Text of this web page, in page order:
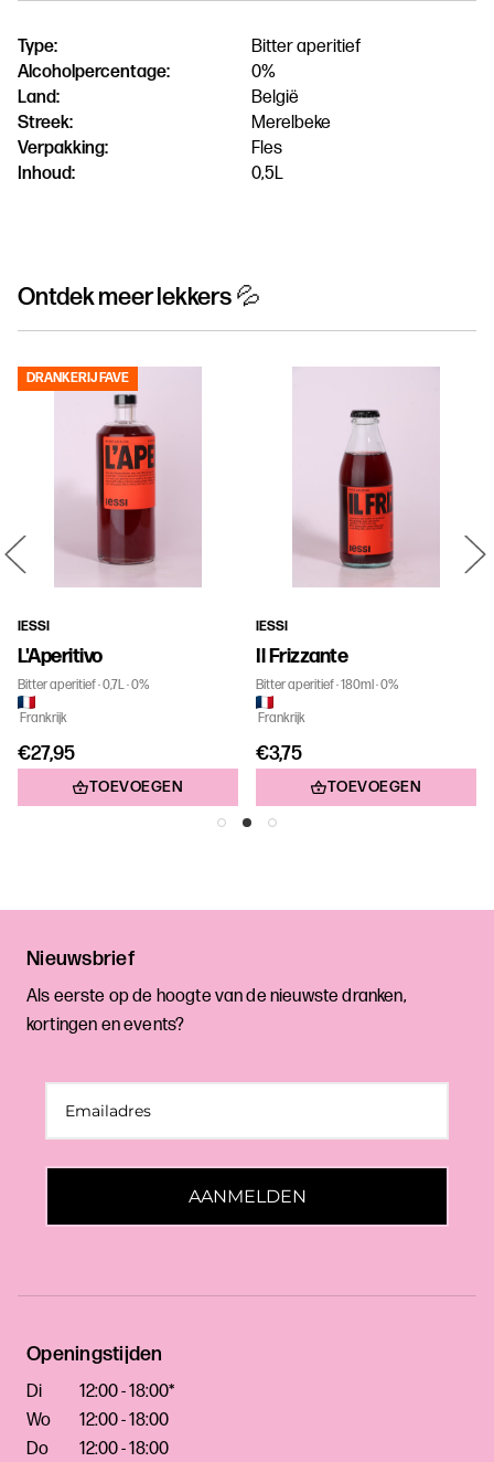
Type:
Bitter aperitief
Alcoholpercentage:
0%
Land:
België
Streek:
Merelbeke
Verpakking:
Fles
Inhoud:
0,5L
Ontdek meer lekkers 💦
DRANKERIJ FAVE
IESSI
L'Aperitivo
Bitter aperitief 0,7L 0%
Frankrijk
€27,95
TOEVOEGEN
IESSI
Il Frizzante
Bitter aperitief 180ml 0%
Frankrijk
€3,75
TOEVOEGEN
Nieuwsbrief
Als eerste op de hoogte van de nieuwste dranken,
kortingen en events?
AANMELDEN
Openingstijden
Di
12:00 - 18:00*
Wo
12:00 - 18:00
Do
12:00 - 18:00